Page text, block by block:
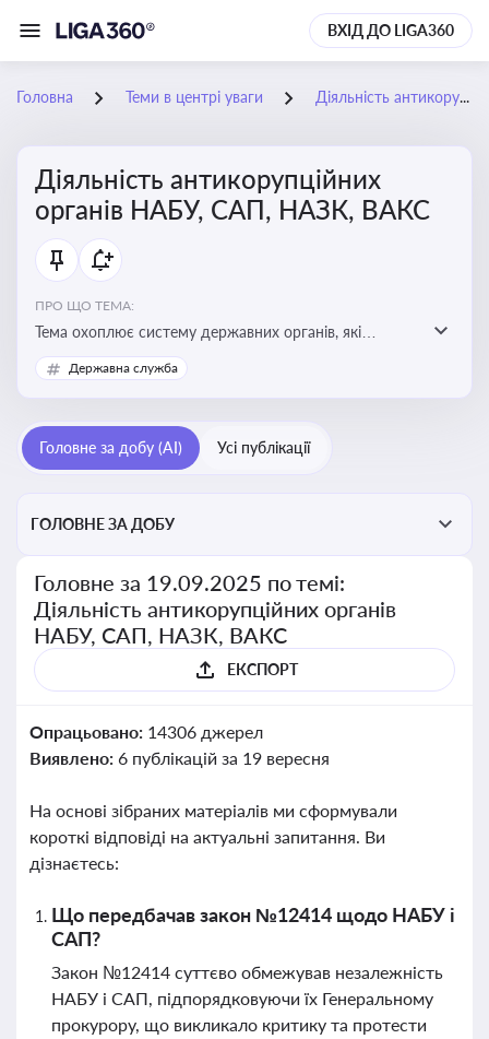
ВХІД ДО LIGA360
Головна Теми в центрі уваги Діяльність антикорупційних органів НАБУ, САП, НАЗК, ВАКС
Діяльність антикорупційних
органів НАБУ, САП, НАЗК, ВАКС
ПРО ЩО ТЕМА:
Тема охоплює систему державних органів, які
здійснюють запобігання, виявлення та розслідування
корупційних правопорушень, що є ключовим
у державному управлінні та бізнесі
Державна служба
Головне за добу (AI) Усі публікації
ГОЛОВНЕ ЗА ДОБУ
Головне за 19.09.2025 по темі:
Діяльність антикорупційних органів
НАБУ, САП, НАЗК, ВАКС
ЕКСПОРТ
Опрацьовано: 14306 джерел
Виявлено: 6 публікацій за 19 вересня
На основі зібраних матеріалів ми сформували
короткі відповіді на актуальні запитання. Ви
дізнаєтесь:
Що передбачав закон №12414 щодо НАБУ і
САП?
Закон №12414 суттєво обмежував незалежність
НАБУ і САП, підпорядковуючи їх Генеральному
прокурору, що викликало критику та протести